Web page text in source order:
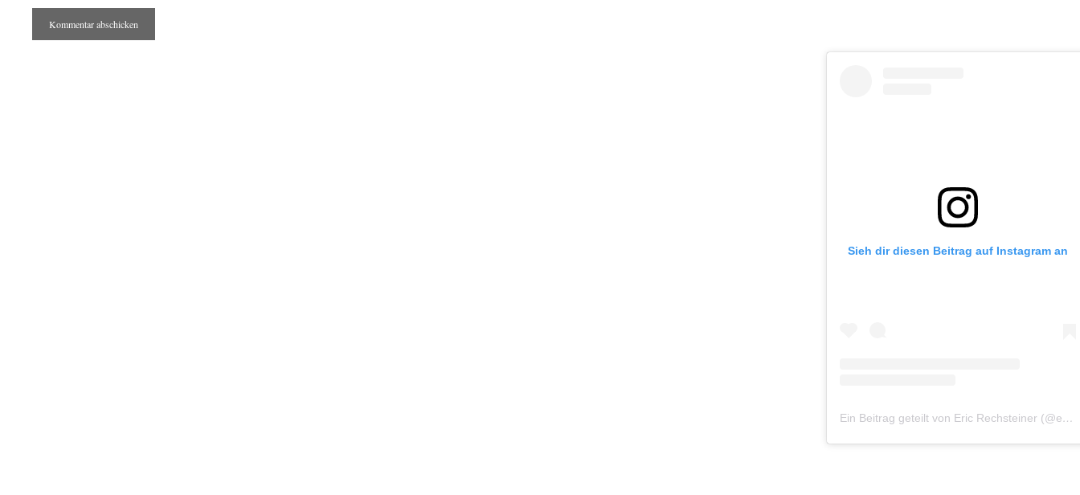
Sieh dir diesen Beitrag auf Instagram an
Ein Beitrag geteilt von Eric Rechsteiner (@eric_rechsteiner)